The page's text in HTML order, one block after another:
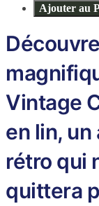
Ajouter au
Vintage
en lin,
rétro qui
quittera